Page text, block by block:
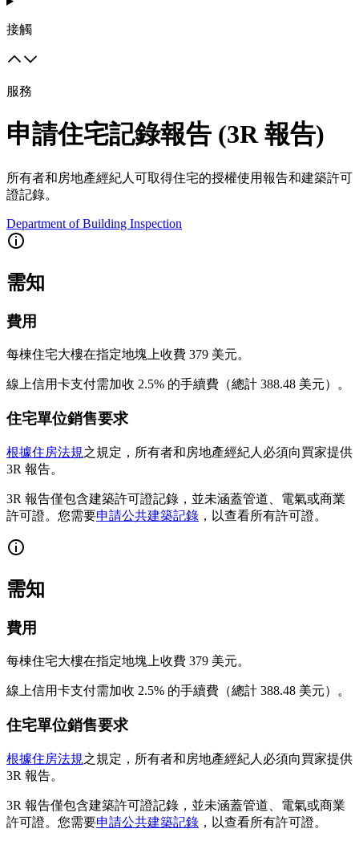
接觸
服務
申請住宅記錄報告 (3R 報告)
所有者和房地產經紀人可取得住宅的授權使用報告和建築許可
證記錄。
Department of Building Inspection
需知
費用
每棟住宅大樓在指定地塊上收費 379 美元。
線上信用卡支付需加收 2.5% 的手續費（總計 388.48 美元）。
住宅單位銷售要求
根據住房法規之規定，所有者和房地產經紀人必須向買家提供
3R 報告。
3R 報告僅包含建築許可證記錄，並未涵蓋管道、電氣或商業
許可證。您需要申請公共建築記錄 ，以查看所有許可證。
需知
費用
每棟住宅大樓在指定地塊上收費 379 美元。
線上信用卡支付需加收 2.5% 的手續費（總計 388.48 美元）。
住宅單位銷售要求
根據住房法規之規定，所有者和房地產經紀人必須向買家提供
3R 報告。
3R 報告僅包含建築許可證記錄，並未涵蓋管道、電氣或商業
許可證。您需要申請公共建築記錄 ，以查看所有許可證。